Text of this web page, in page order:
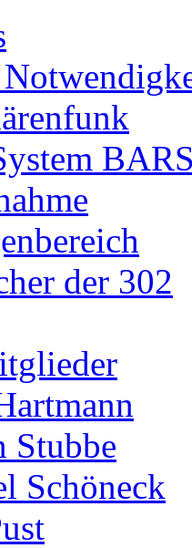
der 302
Stubbe
Schöneck